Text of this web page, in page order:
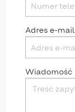
Adres e-mail
Wiadomość